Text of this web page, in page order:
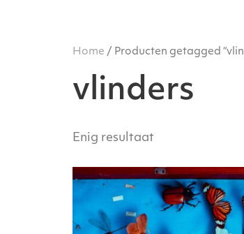
Home / Producten getagged
vlinders
Enig resultaat